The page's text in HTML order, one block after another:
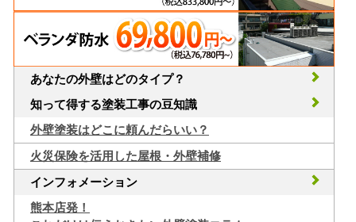
あなたの外壁はどのタイプ？
知って得する塗装工事の豆知識
外壁塗装はどこに頼んだらいい？
火災保険を活用した屋根・外壁補修
インフォメーション
熊本店発！